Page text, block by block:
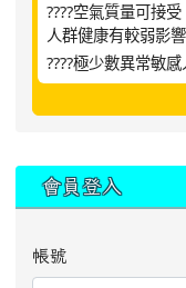
????空氣質量可接
人群健康有較弱影響
????極少數異常敏
會員登入
帳號